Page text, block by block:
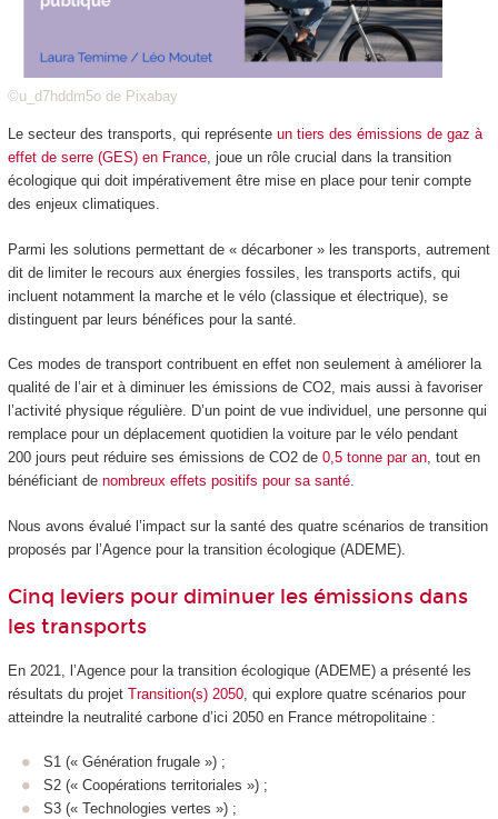
©u_d7hddm5o de Pixabay
Le secteur des transports, qui représente un tiers des émissions de gaz à
effet de serre (GES) en France, joue un rôle crucial dans la transition
écologique qui doit impérativement être mise en place pour tenir compte
des enjeux climatiques.
Parmi les solutions permettant de « décarboner » les transports, autrement
dit de limiter le recours aux énergies fossiles, les transports actifs, qui
incluent notamment la marche et le vélo (classique et électrique), se
distinguent par leurs bénéfices pour la santé.
Ces modes de transport contribuent en effet non seulement à améliorer la
qualité de l’air et à diminuer les émissions de CO2, mais aussi à favoriser
l’activité physique régulière. D’un point de vue individuel, une personne qui
remplace pour un déplacement quotidien la voiture par le vélo pendant
200 jours peut réduire ses émissions de CO2 de 0,5 tonne par an, tout en
bénéficiant de nombreux effets positifs pour sa santé.
Nous avons évalué l’impact sur la santé des quatre scénarios de transition
proposés par l’Agence pour la transition écologique (ADEME).
Cinq leviers pour diminuer les émissions dans
les transports
En 2021, l’Agence pour la transition écologique (ADEME) a présenté les
résultats du projet Transition(s) 2050, qui explore quatre scénarios pour
atteindre la neutralité carbone d’ici 2050 en France métropolitaine :
S1 (« Génération frugale ») ;
S2 (« Coopérations territoriales ») ;
S3 (« Technologies vertes ») ;